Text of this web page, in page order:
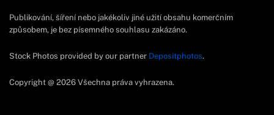
Publikování, šíření nebo jakékoliv jiné užití obsahu komerčním
způsobem, je bez písemného souhlasu zakázáno.
Stock Photos provided by our partner Depositphotos.
Copyright @ 2026 Všechna práva vyhrazena.